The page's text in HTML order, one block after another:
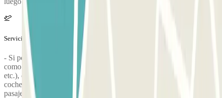
Servicios extra (no incluidos en el precio)
- Si posees un vehículo diferente de un coche (p. ej. furgonetas
como VW Caravelle, Mercedes Vito, Opel Vivaro, autocaravanas,
etc.), deberás pagar un recargo del 30% en el parking. - Para los
coches con más de 5 plazas, se aplicará un suplemento de 5 € por
pasajero a partir del sexto.